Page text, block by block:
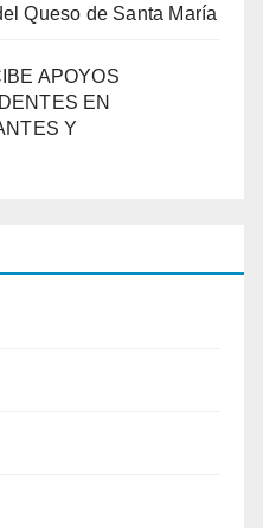
Queso de Santa María
APOYOS
EN
Y